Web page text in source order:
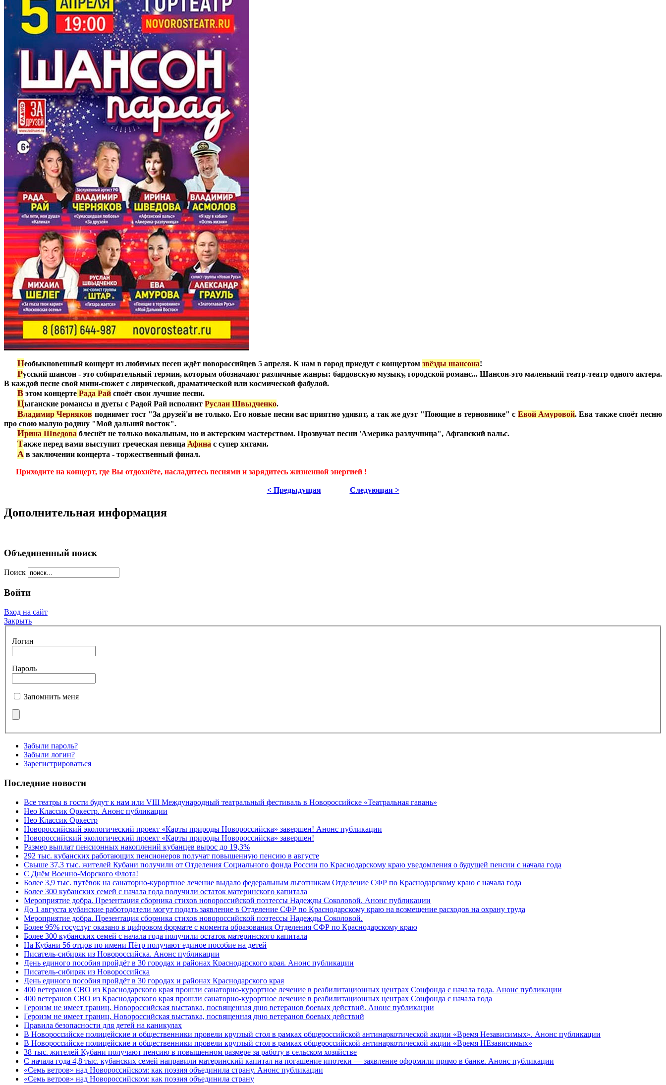
Необыкновенный концерт из любимых песен ждёт новороссийцев 5 апреля. К нам в город приедут с концертом звёзды шансона!
Русский шансон - это собирательный термин, которым обозначают различные жанры: бардовскую музыку, городской романс... Шансон-это маленький театр-театр одного актера.
В каждой песне свой мини-сюжет с лирической, драматической или космической фабулой.
В этом концерте Рада Рай споёт свои лучшие песни.
Цыганские романсы и дуеты с Радой Рай исполнит Руслан Швыдченко.
Владимир Черняков поднимет тост "За друзей'и не только. Его новые песни вас приятно удивят, а так же дуэт "Поющие в терновнике" с Евой Амуровой. Ева также споёт песню
про свою малую родину "Мой дальний восток".
Ирина Шведова блеснёт не только вокальным, но и актерским мастерством. Прозвучат песни 'Америка разлучница", Афганский вальс.
Также перед вами выступит греческая певица Афина с супер хитами.
А в заключении концерта - торжественный финал.
Приходите на концерт, где Вы отдохнёте, насладитесь песнями и зарядитесь жизненной энергией !
< Предыдущая Следующая >
Дополнительная информация
Объединенный поиск
Поиск
Войти
Вход на сайт
Закрыть
Логин
Пароль
Запомнить меня
Забыли пароль?
Забыли логин?
Зарегистрироваться
Последние новости
Все театры в гости будут к нам или VIII Международный театральный фестиваль в Новороссийске «Театральная гавань»
Нео Классик Оркестр. Анонс публикации
Нео Классик Оркестр
Новороссийский экологический проект «Карты природы Новороссийска» завершен! Анонс публикации
Новороссийский экологический проект «Карты природы Новороссийска» завершен!
Размер выплат пенсионных накоплений кубанцев вырос до 19,3%
292 тыс. кубанских работающих пенсионеров получат повышенную пенсию в августе
Свыше 37,3 тыс. жителей Кубани получили от Отделения Социального фонда России по Краснодарскому краю уведомления о будущей пенсии с начала года
C Днём Военно-Морского Флота!
Более 3,9 тыс. путёвок на санаторно-курортное лечение выдало федеральным льготникам Отделение СФР по Краснодарскому краю с начала года
Более 300 кубанских семей с начала года получили остаток материнского капитала
Мероприятие добра. Презентация сборника стихов новороссийской поэтессы Надежды Соколовой. Анонс публикации
До 1 августа кубанские работодатели могут подать заявление в Отделение СФР по Краснодарскому краю на возмещение расходов на охрану труда
Мероприятие добра. Презентация сборника стихов новороссийской поэтессы Надежды Соколовой.
Более 95% госуслуг оказано в цифровом формате с момента образования Отделения СФР по Краснодарскому краю
Более 300 кубанских семей с начала года получили остаток материнского капитала
На Кубани 56 отцов по имени Пётр получают единое пособие на детей
Писатель-сибиряк из Новороссийска. Анонс публикации
День единого пособия пройдёт в 30 городах и районах Краснодарского края. Анонс публикации
Писатель-сибиряк из Новороссийска
День единого пособия пройдёт в 30 городах и районах Краснодарского края
400 ветеранов СВО из Краснодарского края прошли санаторно-курортное лечение в реабилитационных центрах Соцфонда с начала года. Анонс публикации
400 ветеранов СВО из Краснодарского края прошли санаторно-курортное лечение в реабилитационных центрах Соцфонда с начала года
Героизм не имеет границ. Новороссийская выставка, посвященная дню ветеранов боевых действий. Анонс публикации
Героизм не имеет границ. Новороссийская выставка, посвященная дню ветеранов боевых действий
Правила безопасности для детей на каникулах
В Новороссийске полицейские и общественники провели круглый стол в рамках общероссийской антинаркотической акции «Время Независимых». Анонс публикации
В Новороссийске полицейские и общественники провели круглый стол в рамках общероссийской антинаркотической акции «Время НЕзависимых»
38 тыс. жителей Кубани получают пенсию в повышенном размере за работу в сельском хозяйстве
С начала года 4,8 тыс. кубанских семей направили материнский капитал на погашение ипотеки — заявление оформили прямо в банке. Анонс публикации
«Семь ветров» над Новороссийском: как поэзия объединила страну. Анонс публикации
«Семь ветров» над Новороссийском: как поэзия объединила страну